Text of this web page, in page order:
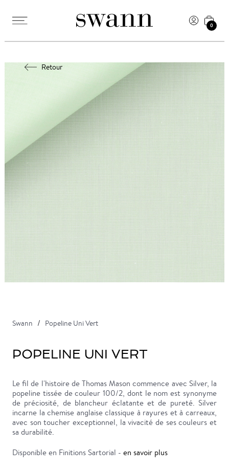
0
Retour
Swann Popeline Uni Vert
POPELINE UNI VERT
Le fil de l'histoire de Thomas Mason commence avec Silver, la
popeline tissée de couleur 100/2, dont le nom est synonyme
de préciosité, de blancheur éclatante et de pureté. Silver
incarne la chemise anglaise classique à rayures et à carreaux,
avec son toucher exceptionnel, la vivacité de ses couleurs et
sa durabilité.
Disponible en Finitions Sartorial - en savoir plus